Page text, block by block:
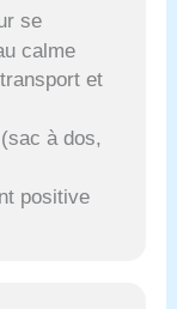
se
calme
et
à dos,
positive